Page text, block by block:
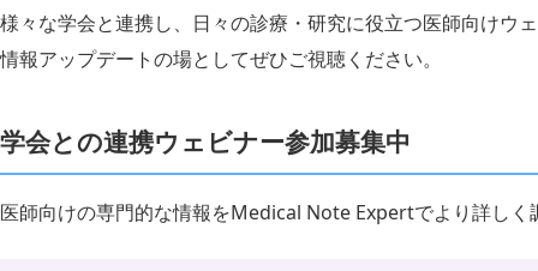
様々な学会と連携し、日々の診療・研究に役立つ医師向けウ
情報アップデートの場としてぜひご視聴ください。
学会との連携ウェビナー参加募集中
医師向けの専門的な情報をMedical Note Expertでより詳しく